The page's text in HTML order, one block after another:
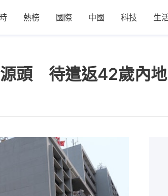
熱榜 國際 中國 科技 生
源頭 待遣返42歲內